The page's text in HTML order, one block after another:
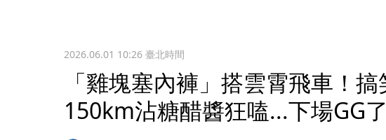
2026.06.01 10:26臺北時間
「雞塊塞內褲」搭雲霄飛車！
150km沾糖醋醬狂嗑...下場GG了